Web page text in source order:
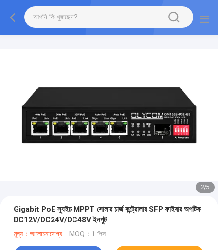
2/5
Gigabit PoE স্যুইচ MPPT সোলার চার্জ কন্ট্রোলার SFP ফাইবার অপটিক
DC12V/DC24V/DC48V ইনপুট
মূল্য：আলোচনাযোগ্য MOQ：1 পিস